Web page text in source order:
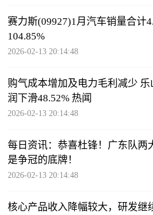
赛力斯(09927)1月汽车销量合计
104.85%
2026-02-13 20:14:48
购气成本增加及电力毛利减少 乐
润下滑48.52% 热闻
2026-02-13 20:14:48
每日资讯：恭喜杜锋！广东队两
是争冠的底牌！
2026-02-13 20:14:48
核心产品收入降幅较大，研发继